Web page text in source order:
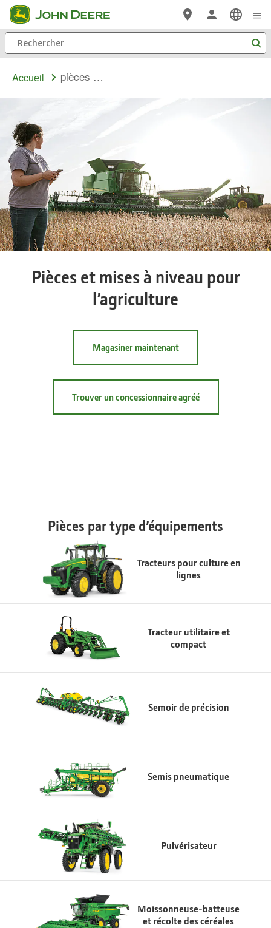
Passer au contenu principal
Rechercher
Accueil pièces pour équipement agricole
Pièces et mises à niveau pour
l’agriculture
Magasiner maintenant
Trouver un concessionnaire agréé
Pièces par type d’équipements
Tracteurs pour culture en
lignes
Tracteur utilitaire et
compact
Semoir de précision
Semis pneumatique
Pulvérisateur
Moissonneuse-batteuse
et récolte des céréales